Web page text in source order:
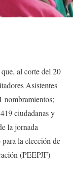
al corte del 20
Asistentes
nombramientos;
ciudadanas y
la jornada
la elección de
(PEEPJF)